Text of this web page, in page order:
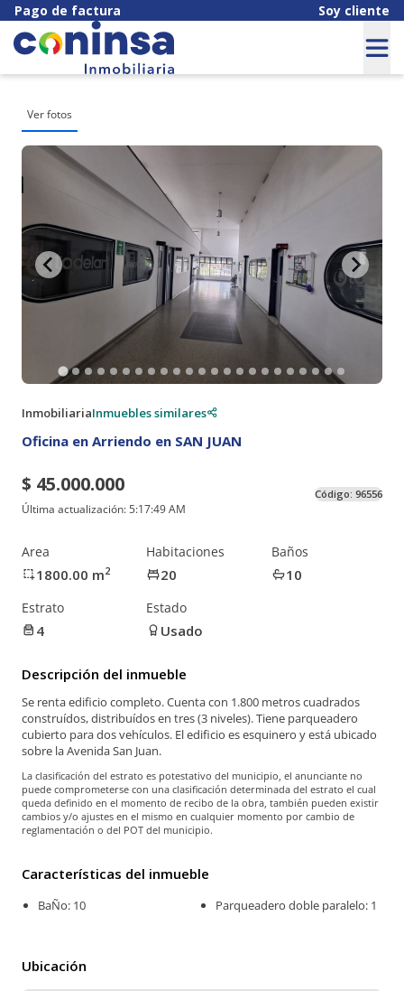
Pago de factura Soy cliente
Ver fotos
InmobiliariaInmuebles similares
Oficina en Arriendo en SAN JUAN
$ 45.000.000
Última actualización:5:17:49 AM
Código: 96556
Area
1800.00 m2
Habitaciones
20
Baños
10
Estrato
4
Estado
Usado
Descripción del inmueble
Se renta edificio completo. Cuenta con 1.800 metros cuadrados
construídos, distribuídos en tres (3 niveles). Tiene parqueadero
cubierto para dos vehículos. El edificio es esquinero y está ubicado
sobre la Avenida San Juan.
La clasificación del estrato es potestativo del municipio, el anunciante no
puede comprometerse con una clasificación determinada del estrato el cual
queda definido en el momento de recibo de la obra, también pueden existir
cambios y/o ajustes en el mismo en cualquier momento por cambio de
reglamentación o del POT del municipio.
Características del inmueble
BaÑo: 10 Parqueadero doble paralelo: 1
Ubicación